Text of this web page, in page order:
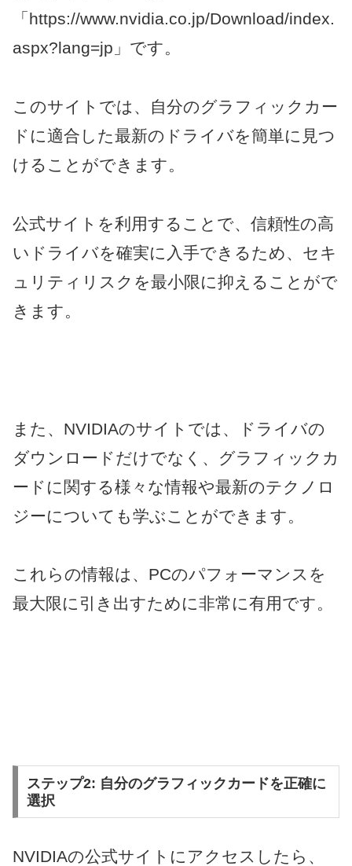
「https://www.nvidia.co.jp/Download/index.
aspx?lang=jp」です。
このサイトでは、自分のグラフィックカー
ドに適合した最新のドライバを簡単に見つ
けることができます。
公式サイトを利用することで、信頼性の高
いドライバを確実に入手できるため、セキ
ュリティリスクを最小限に抑えることがで
きます。
また、NVIDIAのサイトでは、ドライバの
ダウンロードだけでなく、グラフィックカ
ードに関する様々な情報や最新のテクノロ
ジーについても学ぶことができます。
これらの情報は、PCのパフォーマンスを
最大限に引き出すために非常に有用です。
ステップ2: 自分のグラフィックカードを正確に
選択
NVIDIAの公式サイトにアクセスしたら、